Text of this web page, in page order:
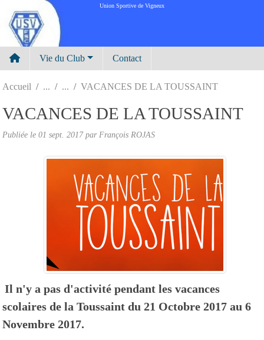
Union Sportive de Vigneux
Vie du Club Contact
Accueil VACANCES DE LA TOUSSAINT
VACANCES DE LA TOUSSAINT
Publiée le 01 sept. 2017par François ROJAS
Il n'y a pas d'activité pendant les vacances
scolaires de la Toussaint du 21 Octobre 2017 au 6
Novembre 2017.
Panneau de gestion des cookies